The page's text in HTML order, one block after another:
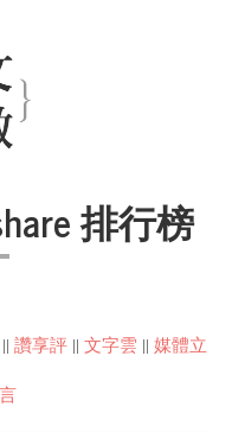
排行榜
|| 讚享評 || 文字雲 || 媒體立